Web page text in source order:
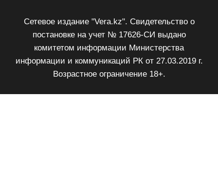
Сетевое издание "Vera.kz". Свидетельство о
постановке на учет № 17626-СИ выдано
комитетом информации Министерства
информации и коммуникаций РК от 27.03.2019 г.
Возрастное ограничение 18+.